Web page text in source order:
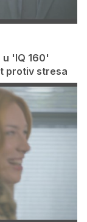
'IQ 160'
protiv stresa